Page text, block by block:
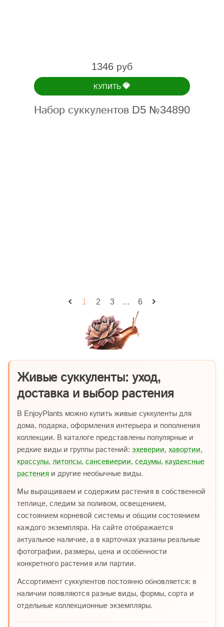
1346 руб
КУПИТЬ💎
Набор суккулентов D5 №34890
1 2 3 … 6
Живые суккуленты: уход,
доставка и выбор растения
В EnjoyPlants можно купить живые суккуленты для
дома, подарка, оформления интерьера и пополнения
коллекции. В каталоге представлены популярные и
редкие виды и группы растений: эхеверии, хавортии,
крассулы, литопсы, сансевиерии, седумы, каудексные
растения и другие необычные виды.
Мы выращиваем и содержим растения в собственной
теплице, следим за поливом, освещением,
состоянием корневой системы и общим состоянием
каждого экземпляра. На сайте отображается
актуальное наличие, а в карточках указаны реальные
фотографии, размеры, цена и особенности
конкретного растения или партии.
Ассортимент суккулентов постоянно обновляется: в
наличии появляются разные виды, формы, сорта и
отдельные коллекционные экземпляры.